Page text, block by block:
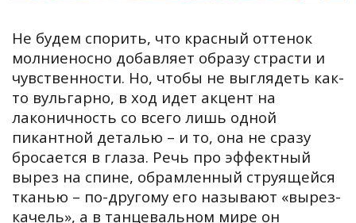
Не будем спорить, что красный оттенок
молниеносно добавляет образу страсти и
чувственности. Но, чтобы не выглядеть как-
то вульгарно, в ход идет акцент на
лаконичность со всего лишь одной
пикантной деталью – и то, она не сразу
бросается в глаза. Речь про эффектный
вырез на спине, обрамленный струящейся
тканью – по-другому его называют «‎вырез-
качель»‎, а в танцевальном мире он